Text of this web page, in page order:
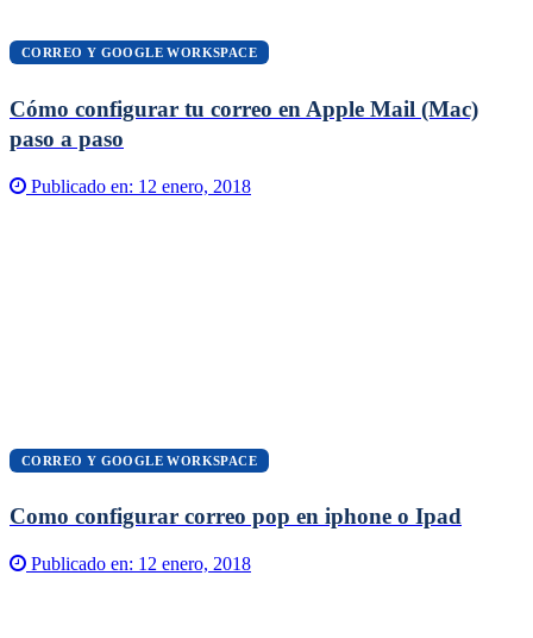
CORREO Y GOOGLE WORKSPACE
Cómo configurar tu correo en Apple Mail (Mac)
paso a paso
Publicado en: 12 enero, 2018
CORREO Y GOOGLE WORKSPACE
Como configurar correo pop en iphone o Ipad
Publicado en: 12 enero, 2018